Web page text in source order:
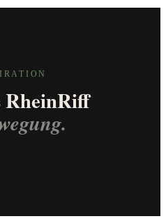
RheinRiff